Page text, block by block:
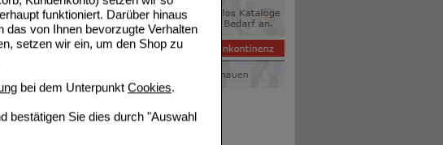
funktioniert. Darüber hinaus
das von Ihnen bevorzugte Verhalten
setzen wir ein, um den Shop zu
bei dem Unterpunkt Cookies.
bestätigen Sie dies durch "Auswahl